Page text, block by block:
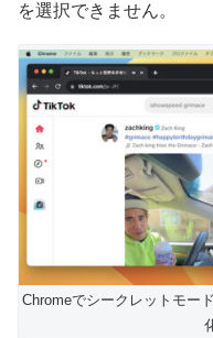
を選択できません。
Chromeでシークレットモー